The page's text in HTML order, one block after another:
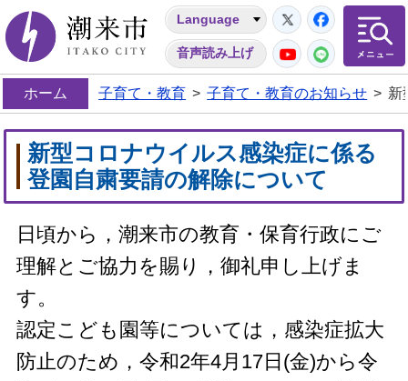
潮来市
Language
音声読み上げ
Twitter
YouTube
LINE
ホーム 子育て・教育 > 子育て・教育のお知らせ > 新
新型コロナウイルス感染症に係る
登園自粛要請の解除について
日頃から，潮来市の教育・保育行政にご
理解とご協力を賜り，御礼申し上げま
す。
認定こども園等については，感染症拡大
防止のため，令和2年4月17日(金)から令